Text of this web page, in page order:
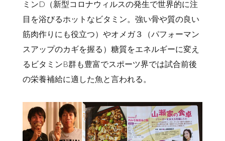
ミンD（新型コロナウィルスの発生で世界的に注
目を浴びるホットなビタミン。強い骨や質の良い
筋肉作りにも役立つ）やオメガ３（パフォーマン
スアップのカギを握る）糖質をエネルギーに変え
るビタミンB群も豊富でスポーツ界では試合前後
の栄養補給に適した魚と言われる。